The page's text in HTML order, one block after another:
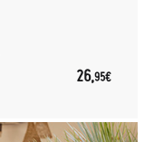
26,95€